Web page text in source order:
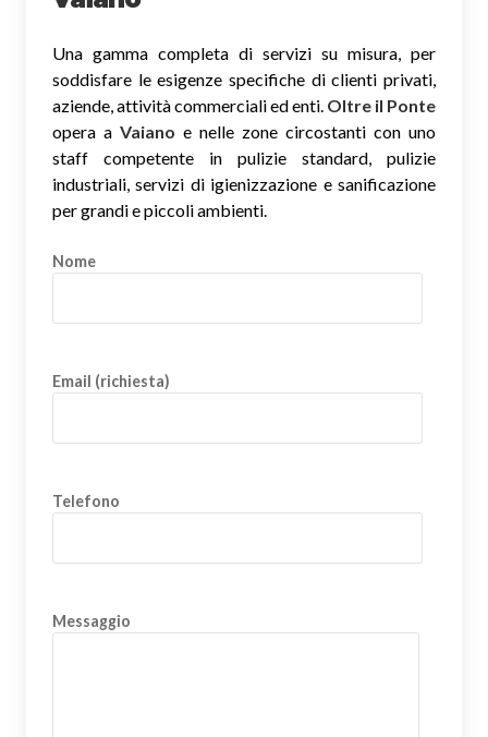
Una gamma completa di servizi su misura, per
soddisfare le esigenze specifiche di clienti privati,
aziende, attività commerciali ed enti. Oltre il Ponte
opera a Vaiano e nelle zone circostanti con uno
staff competente in pulizie standard, pulizie
industriali, servizi di igienizzazione e sanificazione
per grandi e piccoli ambienti.
Nome
Email (richiesta)
Telefono
Messaggio